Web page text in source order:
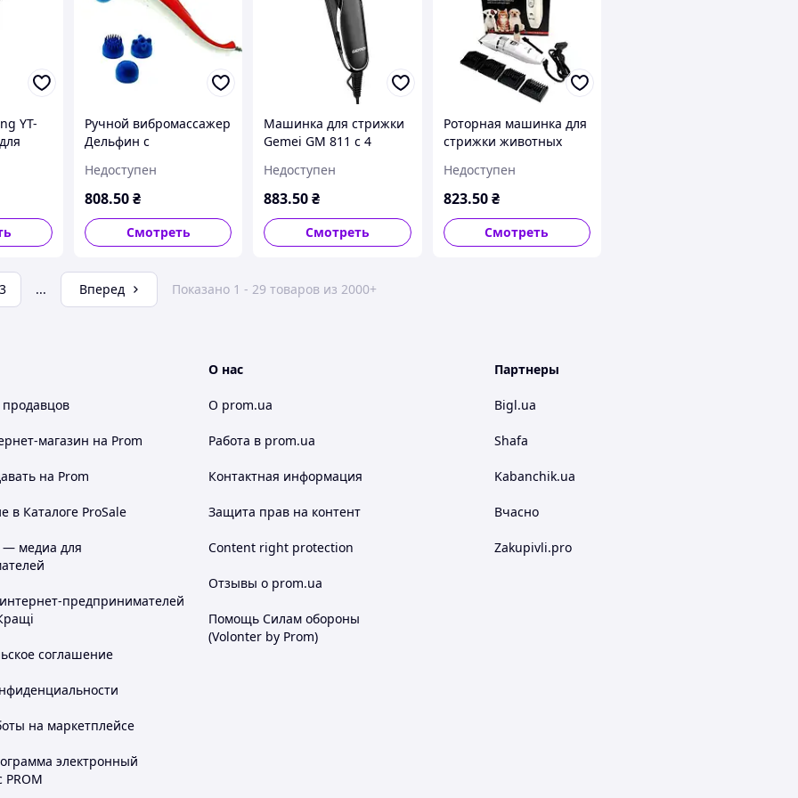
YT-
Ручной вибромассажер
Дельфин с
прогревом три насадки
для снятия усталости и
Недоступен
808.50₴
Смотреть
Машинка для стрижки
Gemei GM 811 с 4
12 мм мощность 15 Вт
ножи из нержавеющей
Недоступен
883.50₴
Смотреть
Роторная машинка для
стрижки животных
аккумулятором 4V
800mA и керамическим
Недоступен
823.50 ₴
Смотреть
3 ... Вперед Показано 1 - 29 товаров из 2000+
магазин на Prom
на Prom
в Каталоге ProSale
— медиа для
предпринимателей
соглашение
на маркетплейсе
электронный
PROM
О нас
О prom.ua
Работа в prom.ua
Контактная информация
Защита прав на контент
Content right protection
Отзывы о prom.ua
Помощь Силам обороны
(Volonter by Prom)
Партнеры
Bigl.ua
Shafa
Kabanchik.ua
Вчасно
Zakupivli.pro